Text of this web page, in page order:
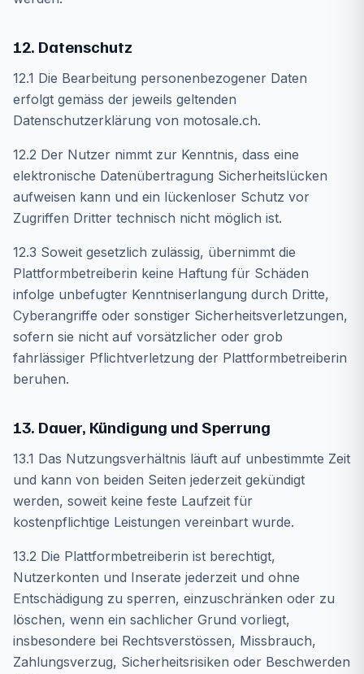
12. Datenschutz
12.1 Die Bearbeitung personenbezogener Daten
erfolgt gemäss der jeweils geltenden
Datenschutzerklärung von motosale.ch.
12.2 Der Nutzer nimmt zur Kenntnis, dass eine
elektronische Datenübertragung Sicherheitslücken
aufweisen kann und ein lückenloser Schutz vor
Zugriffen Dritter technisch nicht möglich ist.
12.3 Soweit gesetzlich zulässig, übernimmt die
Plattformbetreiberin keine Haftung für Schäden
infolge unbefugter Kenntniserlangung durch Dritte,
Cyberangriffe oder sonstiger Sicherheitsverletzungen,
sofern sie nicht auf vorsätzlicher oder grob
fahrlässiger Pflichtverletzung der Plattformbetreiberin
beruhen.
13. Dauer, Kündigung und Sperrung
13.1 Das Nutzungsverhältnis läuft auf unbestimmte Zeit
und kann von beiden Seiten jederzeit gekündigt
werden, soweit keine feste Laufzeit für
kostenpflichtige Leistungen vereinbart wurde.
13.2 Die Plattformbetreiberin ist berechtigt,
Nutzerkonten und Inserate jederzeit und ohne
Entschädigung zu sperren, einzuschränken oder zu
löschen, wenn ein sachlicher Grund vorliegt,
insbesondere bei Rechtsverstössen, Missbrauch,
Zahlungsverzug, Sicherheitsrisiken oder Beschwerden